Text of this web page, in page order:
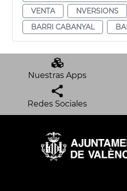
VENTA
NVERSIONS
BARRI CABANYAL
Nuestras Apps
Redes Sociales